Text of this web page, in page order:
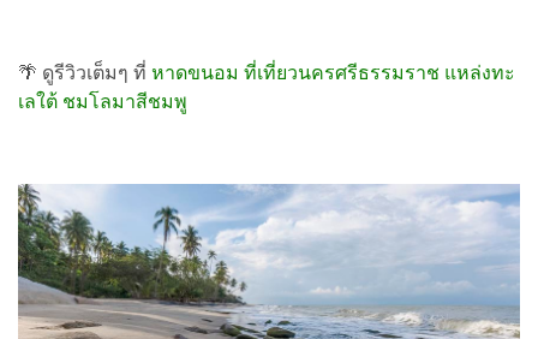
🌴 ดูรีวิวเต็มๆ ที่ หาดขนอม ที่เที่ยวนครศรีธรรมราช แหล่งทะ
เลใต้ ชมโลมาสีชมพู